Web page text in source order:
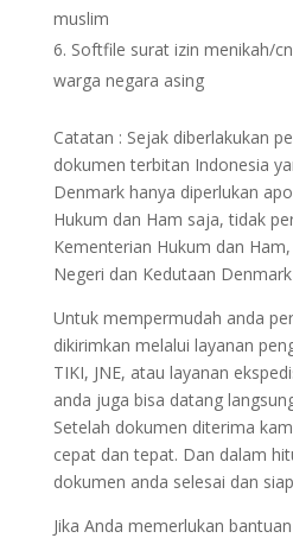
muslim
Softfile surat izin menikah/
warga negara asing
Catatan : Sejak diberlakukan
dokumen terbitan Indonesia
Denmark hanya diperlukan
Hukum dan Ham saja, tidak
Kementerian Hukum dan
Negeri dan Kedutaan
Untuk mempermudah anda
dikirimkan melalui layanan
TIKI, JNE, atau layanan
anda juga bisa datang
Setelah dokumen diterima
cepat dan tepat. Dan dalam
dokumen anda selesai dan
Jika Anda memerlukan